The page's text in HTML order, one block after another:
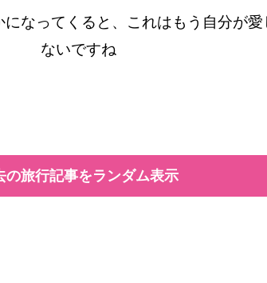
なってくると、これはもう自分が愛
ないですね
の旅行記事をランダム表示